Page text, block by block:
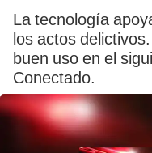
La tecnología
los actos
buen uso en el
Conectado.